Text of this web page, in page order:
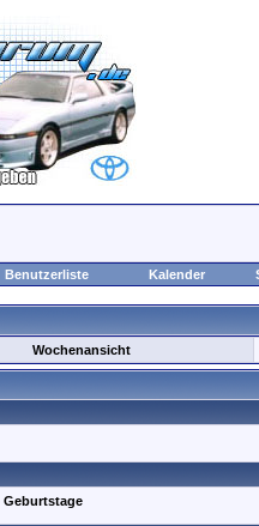
Benutzerliste Kalender
Wochenansicht
Geburtstage